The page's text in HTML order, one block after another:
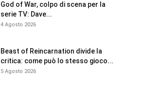
God of War, colpo di scena per la
serie TV: Dave...
4 Agosto 2026
Beast of Reincarnation divide la
critica: come può lo stesso gioco...
5 Agosto 2026